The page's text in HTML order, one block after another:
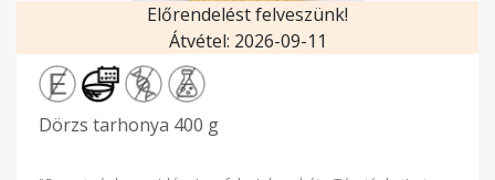
Előrendelést felveszünk!
Átvétel: 2026-09-11
Dörzs tarhonya 400 g